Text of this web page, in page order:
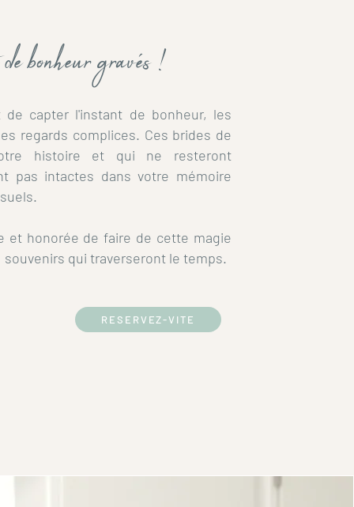
bonheur gravés !
capter l'instant de bonheur, les
regards complices. Ces brides de
histoire et qui ne resteront
pas intactes dans votre mémoire
et honorée de faire de cette magie
qui traverseront le temps.
RESERVEZ-VITE